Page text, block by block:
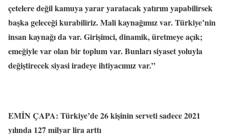
çetelere değil kamuya yarar yaratacak yatırım yapabilirsek
başka geleceği kurabiliriz. Mali kaynağımız var. Türkiye’nin
insan kaynağı da var. Girişimci, dinamik, üretmeye açık;
emeğiyle var olan bir toplum var. Bunları siyaset yoluyla
değiştirecek siyasi iradeye ihtiyacımız var.”
EMİN ÇAPA: Türkiye’de 26 kişinin serveti sadece 2021
yılında 127 milyar lira arttı